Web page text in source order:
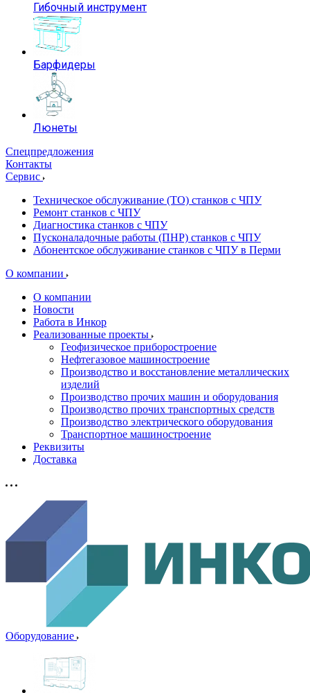
Гибочный инструмент
Барфидеры
Люнеты
Спецпредложения
Контакты
Сервис
Техническое обслуживание (ТО) станков с ЧПУ
Ремонт станков с ЧПУ
Диагностика станков с ЧПУ
Пусконаладочные работы (ПНР) станков с ЧПУ
Абонентское обслуживание станков с ЧПУ в Перми
О компании
О компании
Новости
Работа в Инкор
Реализованные проекты
Геофизическое приборостроение
Нефтегазовое машиностроение
Производство и восстановление металлических
изделий
Производство прочих машин и оборудования
Производство прочих транспортных средств
Производство электрического оборудования
Транспортное машиностроение
Реквизиты
Доставка
Оборудование